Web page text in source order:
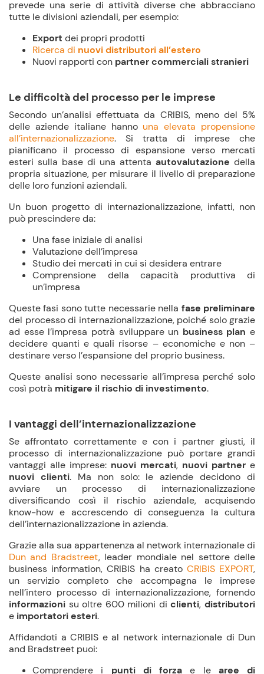
prevede una serie di attività diverse che abbracciano
tutte le divisioni aziendali, per esempio:
Export dei propri prodotti
Ricerca di nuovi distributori all’estero
Nuovi rapporti con partner commerciali stranieri
Le difficoltà del processo per le imprese
Secondo un’analisi effettuata da CRIBIS, meno del 5%
delle aziende italiane hanno una elevata propensione
all’internazionalizzazione. Si tratta di imprese che
pianificano il processo di espansione verso mercati
esteri sulla base di una attenta autovalutazione della
propria situazione, per misurare il livello di preparazione
delle loro funzioni aziendali.
Un buon progetto di internazionalizzazione, infatti, non
può prescindere da:
Una fase iniziale di analisi
Valutazione dell’impresa
Studio dei mercati in cui si desidera entrare
Comprensione della capacità produttiva di
un’impresa
Queste fasi sono tutte necessarie nella fase preliminare
del processo di internazionalizzazione, poiché solo grazie
ad esse l’impresa potrà sviluppare un business plan e
decidere quanti e quali risorse – economiche e non –
destinare verso l’espansione del proprio business.
Queste analisi sono necessarie all’impresa perché solo
così potrà mitigare il rischio di investimento.
I vantaggi dell’internazionalizzazione
Se affrontato correttamente e con i partner giusti, il
processo di internazionalizzazione può portare grandi
vantaggi alle imprese: nuovi mercati, nuovi partner e
nuovi clienti. Ma non solo: le aziende decidono di
avviare un processo di internazionalizzazione
diversificando così il rischio aziendale, acquisendo
know-how e accrescendo di conseguenza la cultura
dell’internazionalizzazione in azienda.
Grazie alla sua appartenenza al network internazionale di
Dun and Bradstreet, leader mondiale nel settore delle
business information, CRIBIS ha creato CRIBIS EXPORT,
un servizio completo che accompagna le imprese
nell’intero processo di internazionalizzazione, fornendo
informazioni su oltre 600 milioni diclienti,distributori
e importatori esteri.
Affidandoti a CRIBIS e al network internazionale di Dun
and Bradstreet puoi:
Comprendere i punti di forza e le aree di